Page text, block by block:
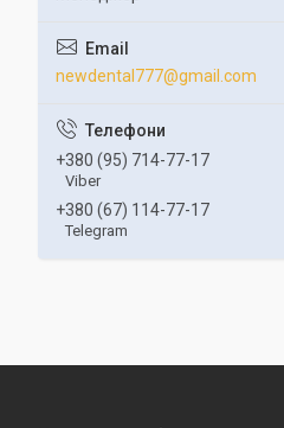
newdental777@gmail.com
+380 (95) 714-77-17
Viber
+380 (67) 114-77-17
Telegram